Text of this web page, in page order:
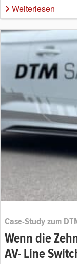
Weiterlesen
Case-Study zum
Wenn die
AV- Line